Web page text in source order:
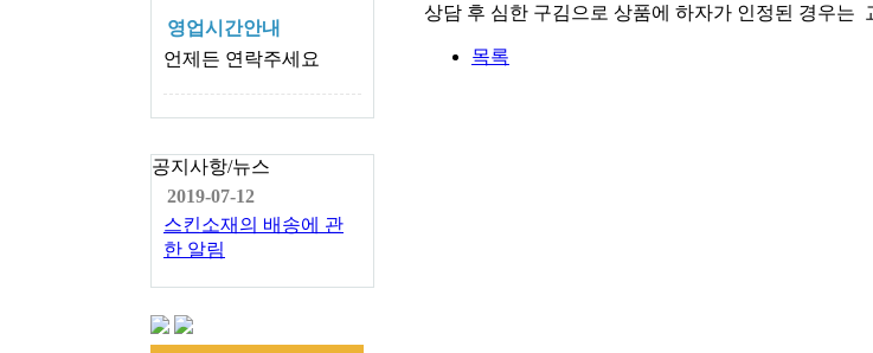
영업시간안내
언제든 연락주세요
공지사항/뉴스
2019-07-12
스킨소재의 배송에 관
한 알림
상담 후 심한 구김으로 상품에 하자가 인정된 경우는
목록